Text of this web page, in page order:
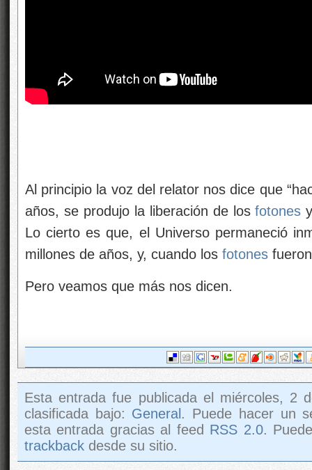
Al principio la voz del relator nos dice que
años, se produjo la liberación de losfotones
Lo cierto es que, el Universo permaneció
millones de años, y, cuando los fotones
Pero veamos que más nos dicen.
Esta entrada fue publicada el miércoles, 2
clasificada bajo: General . Puede hacer un
esta entrada gracias al feed RSS 2.0.
trackback desde su sitio.